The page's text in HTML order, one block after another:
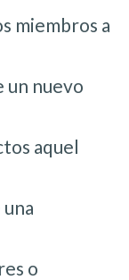
miembros a
un nuevo
aquel
o